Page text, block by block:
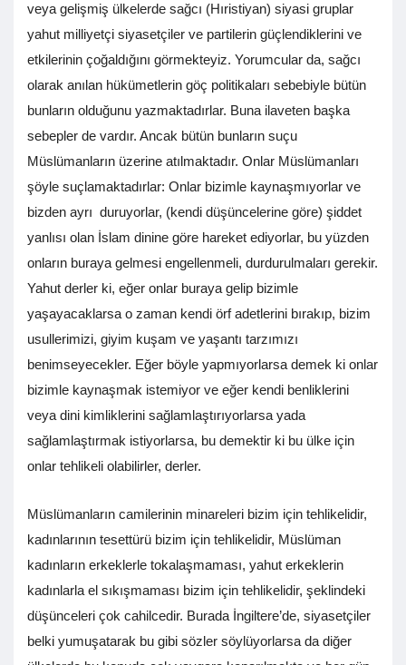
veya gelişmiş ülkelerde sağcı (Hıristiyan) siyasi gruplar
yahut milliyetçi siyasetçiler ve partilerin güçlendiklerini ve
etkilerinin çoğaldığını görmekteyiz. Yorumcular da, sağcı
olarak anılan hükümetlerin göç politikaları sebebiyle bütün
bunların olduğunu yazmaktadırlar. Buna ilaveten başka
sebepler de vardır. Ancak bütün bunların suçu
Müslümanların üzerine atılmaktadır. Onlar Müslümanları
şöyle suçlamaktadırlar: Onlar bizimle kaynaşmıyorlar ve
bizden ayrı duruyorlar, (kendi düşüncelerine göre) şiddet
yanlısı olan İslam dinine göre hareket ediyorlar, bu yüzden
onların buraya gelmesi engellenmeli, durdurulmaları gerekir.
Yahut derler ki, eğer onlar buraya gelip bizimle
yaşayacaklarsa o zaman kendi örf adetlerini bırakıp, bizim
usullerimizi, giyim kuşam ve yaşantı tarzımızı
benimseyecekler. Eğer böyle yapmıyorlarsa demek ki onlar
bizimle kaynaşmak istemiyor ve eğer kendi benliklerini
veya dini kimliklerini sağlamlaştırıyorlarsa yada
sağlamlaştırmak istiyorlarsa, bu demektir ki bu ülke için
onlar tehlikeli olabilirler, derler.
Müslümanların camilerinin minareleri bizim için tehlikelidir,
kadınlarının tesettürü bizim için tehlikelidir, Müslüman
kadınların erkeklerle tokalaşmaması, yahut erkeklerin
kadınlarla el sıkışmaması bizim için tehlikelidir, şeklindeki
düşünceleri çok cahilcedir. Burada İngiltere’de, siyasetçiler
belki yumuşatarak bu gibi sözler söylüyorlarsa da diğer